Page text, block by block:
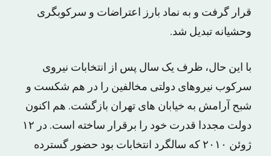
قرار گرفت و به نماد بارز اعتراضات و سرکوبگری
وحشیانه تبدیل شد.
با این حال، ظرف یک سال پس از انتخابات نیروی
سرکوب نیروهای دولتی مخالفین را در هم شکست و
شبح آرامش به خیابان های تهران بازگشت. هم اکنون
دولت مجددا قدرت خود را برقرار ساخته است. در ۱۲
ژوئن ۲۰۱۰ که سالگرد انتخابات بود حضور گسترده